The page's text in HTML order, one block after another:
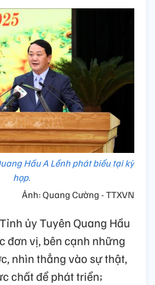
Hầu A Lềnh phát biểu tại kỳ
họp.
Ảnh: Quang Cường - TTXVN
ủy Tuyên Quang Hầu
đơn vị, bên cạnh những
nhìn thẳng vào sự thật,
chất để phát triển;